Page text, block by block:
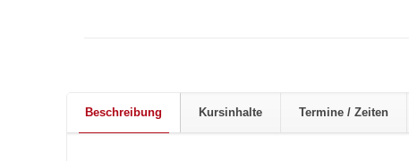
Beschreibung Kursinhalte Termine / Zeiten